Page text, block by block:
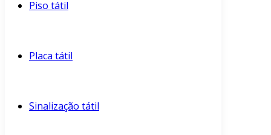
Piso tátil
Placa tátil
Sinalização tátil